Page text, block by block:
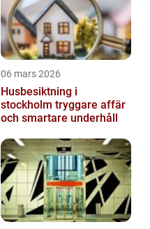
06 mars 2026
Husbesiktning i
stockholm tryggare affär
och smartare underhåll